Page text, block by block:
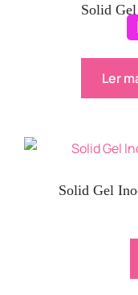
Solid
Ler
Solid Gel